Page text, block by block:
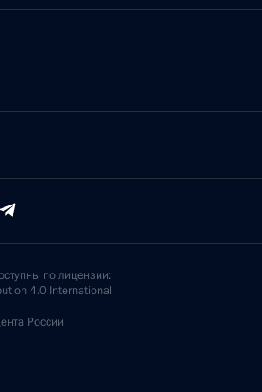
по лицензии:
4.0 International
России